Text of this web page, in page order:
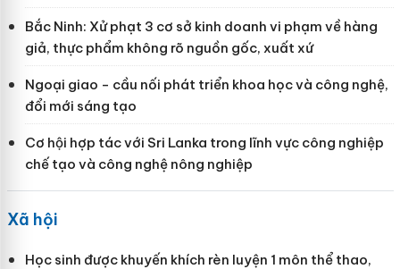
Bắc Ninh: Xử phạt 3 cơ sở kinh doanh vi phạm về hàng
giả, thực phẩm không rõ nguồn gốc, xuất xứ
Ngoại giao - cầu nối phát triển khoa học và công nghệ,
đổi mới sáng tạo
Cơ hội hợp tác với Sri Lanka trong lĩnh vực công nghiệp
chế tạo và công nghệ nông nghiệp
Xã hội
Học sinh được khuyến khích rèn luyện 1 môn thể thao,